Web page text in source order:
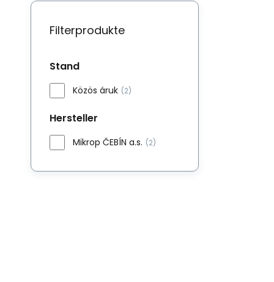
Filterprodukte
Stand
Közös áruk (2)
Hersteller
Mikrop ČEBÍN a.s. (2)